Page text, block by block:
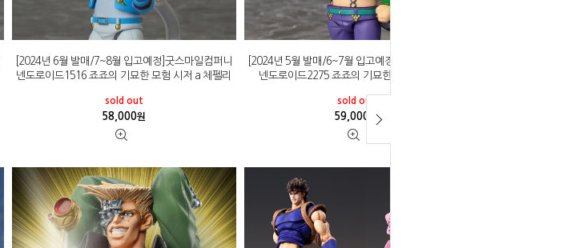
[2024년 6월 발매/7~8월 입고예정]굿스마일컴퍼니
넨도로이드1516 죠죠의 기묘한 모험 시저 a 체펠리
sold out
58,000원
[2024년 5월 발매/6~7월 입고예정]굿스마일컴퍼니
넨도로이드2275 죠죠의 기묘한 모험 디아볼로
sold out
59,000 원